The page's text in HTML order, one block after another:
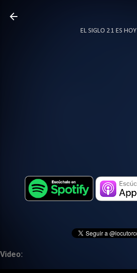
EL SIGLO 21 ES HOY
Video: